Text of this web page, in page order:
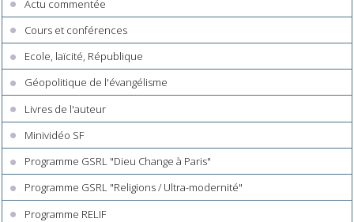
Actu commentée
Cours et conférences
Ecole, laïcité, République
Géopolitique de l'évangélisme
Livres de l'auteur
Minividéo SF
Programme GSRL "Dieu Change à Paris"
Programme GSRL "Religions / Ultra-modernité"
Programme RELIF